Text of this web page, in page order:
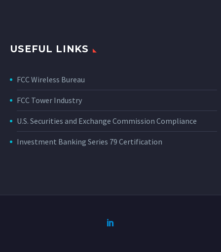
USEFUL LINKS
FCC Wireless Bureau
FCC Tower Industry
U.S. Securities and Exchange Commission Compliance
Investment Banking Series 79 Certification